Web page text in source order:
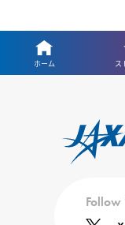
ホーム ス
Follow